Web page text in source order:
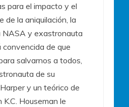
para el impacto y el
de la aniquilación, la
NASA y exastronauta
convencida de que
salvarnos a todos,
de su
y un teórico de
Houseman le